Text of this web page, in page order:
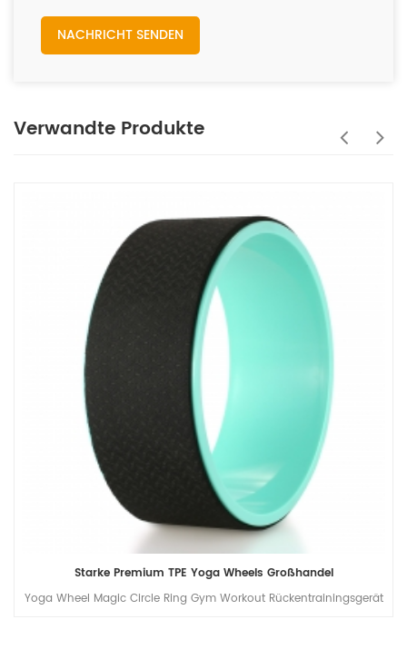
NACHRICHT SENDEN
Verwandte Produkte
Starke Premium TPE Yoga Wheels Großhandel
Yoga Wheel Magic Circle Ring Gym Workout Rückentrainingsgerät